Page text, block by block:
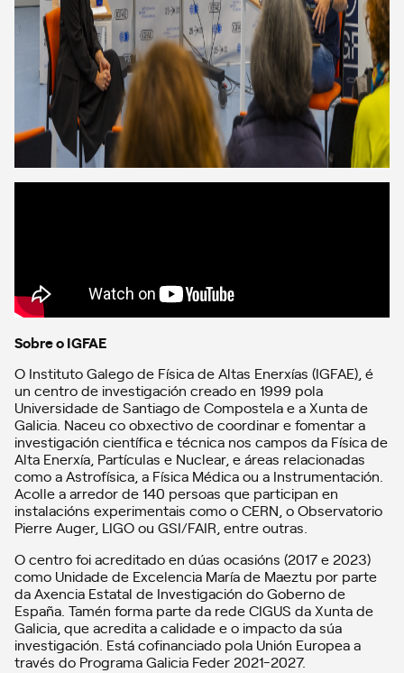
Sobre o IGFAE
O Instituto Galego de Física de Altas Enerxías (IGFAE), é
un centro de investigación creado en 1999 pola
Universidade de Santiago de Compostela e a Xunta de
Galicia. Naceu co obxectivo de coordinar e fomentar a
investigación científica e técnica nos campos da Física de
Alta Enerxía, Partículas e Nuclear, e áreas relacionadas
como a Astrofísica, a Física Médica ou a Instrumentación.
Acolle a arredor de 140 persoas que participan en
instalacións experimentais como o CERN, o Observatorio
Pierre Auger, LIGO ou GSI/FAIR, entre outras.
O centro foi acreditado en dúas ocasións (2017 e 2023)
como Unidade de Excelencia María de Maeztu por parte
da Axencia Estatal de Investigación do Goberno de
España. Tamén forma parte da rede CIGUS da Xunta de
Galicia, que acredita a calidade e o impacto da súa
investigación. Está cofinanciado pola Unión Europea a
través do Programa Galicia Feder 2021-2027.